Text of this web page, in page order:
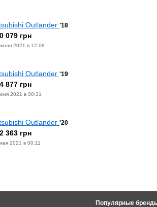
Outlander '18
079 грн
2021 в 12:08
Outlander '19
877 грн
2021 в 00:31
Outlander '20
363 грн
2021 в 00:11
Популярные